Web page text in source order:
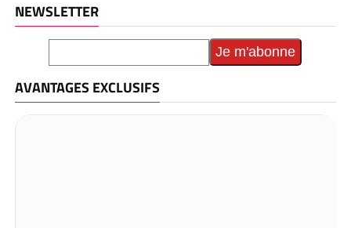
NEWSLETTER
AVANTAGES EXCLUSIFS